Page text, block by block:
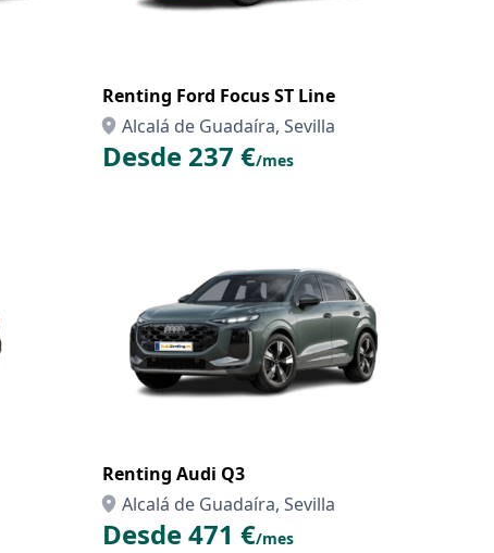
Renting Ford Focus ST Line
Alcalá de Guadaíra, Sevilla
Desde 237 €/mes
Renting Audi Q3
Alcalá de Guadaíra, Sevilla
Desde 471 €/mes